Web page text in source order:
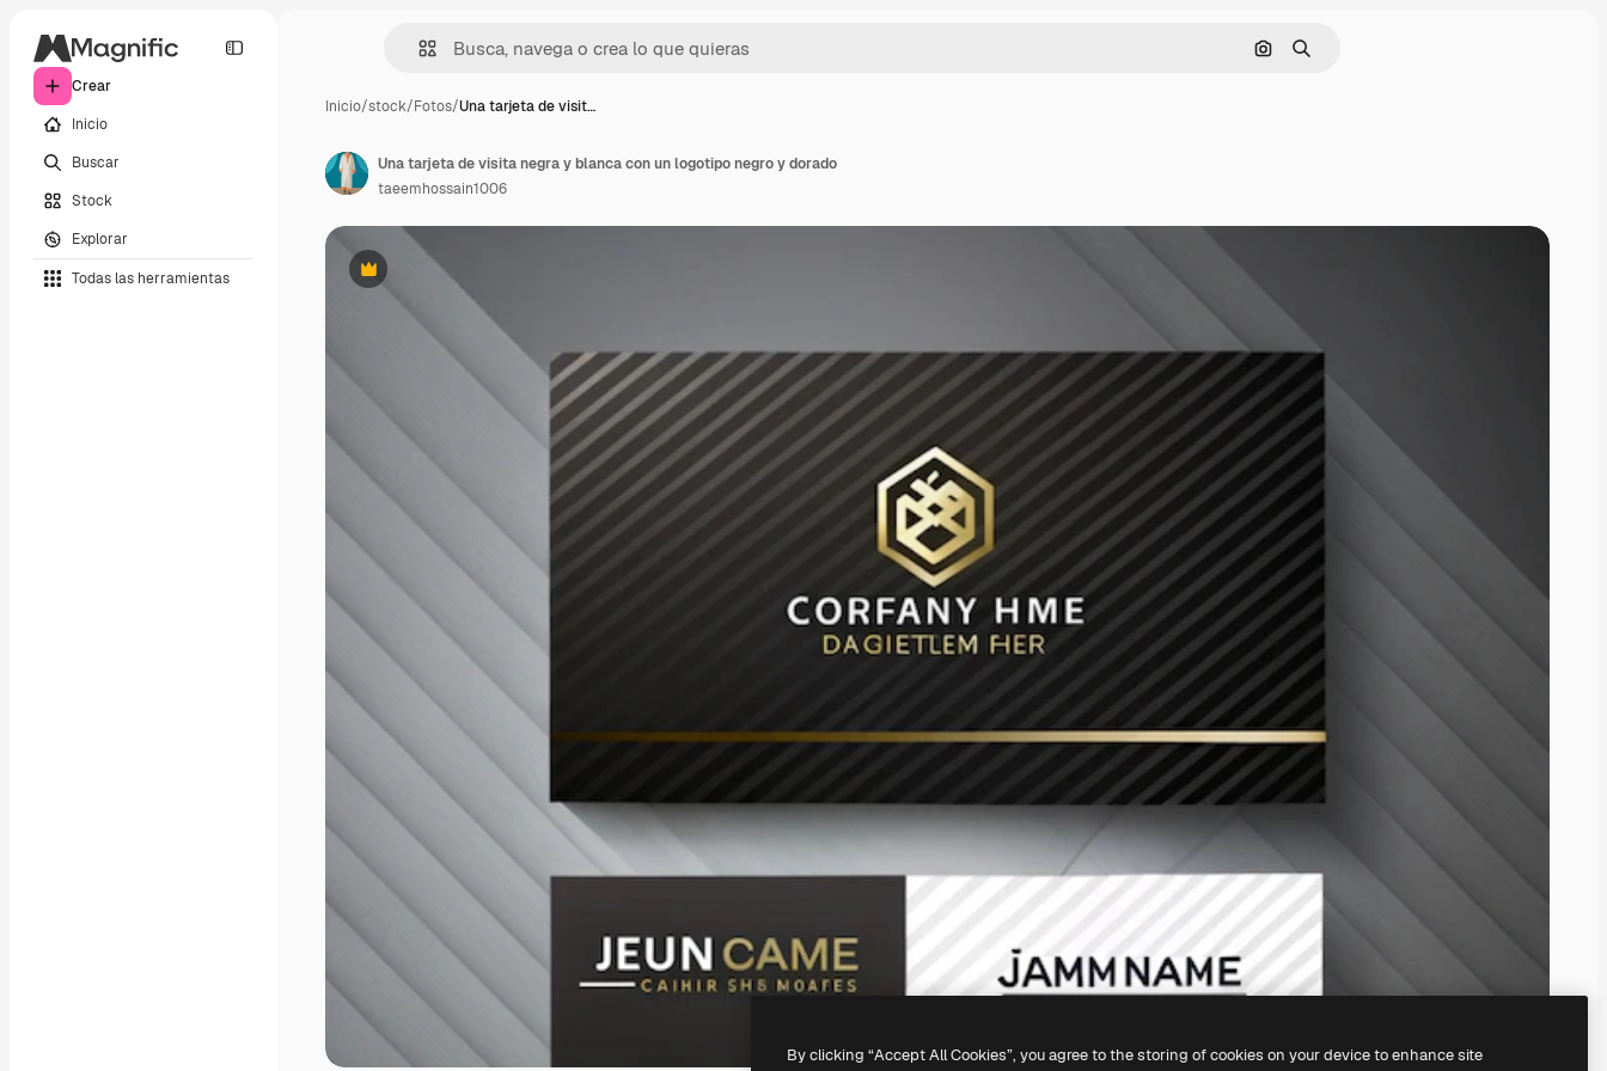
Crear
Inicio
Buscar
Stock
Explorar
Todas las herramientas
Buscar por imagen
Buscar
Inicio/stock/Fotos/Una tarjeta de visit…
Premium
Una tarjeta de visita negra y blanca con un logotipo negro y dorado
taeemhossain1006
By clicking “Accept All Cookies”, you agree to the storing of cookies on your device to enhance site